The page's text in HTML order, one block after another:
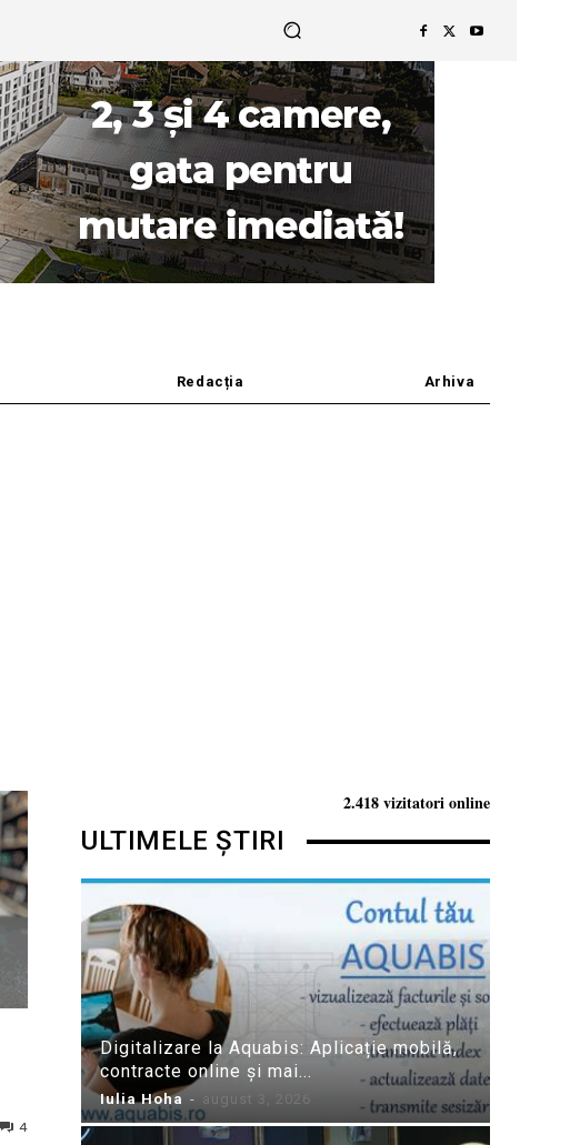
Redacția Arhiva
4
2.418 vizitatori online
ULTIMELE ȘTIRI
Digitalizare la Aquabis: Aplicație mobilă,
contracte online și mai...
Iulia Hoha - august 3, 2026